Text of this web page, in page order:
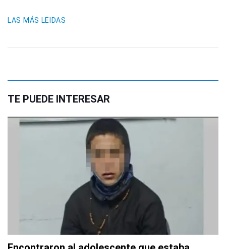
LAS MÁS LEIDAS
TE PUEDE INTERESAR